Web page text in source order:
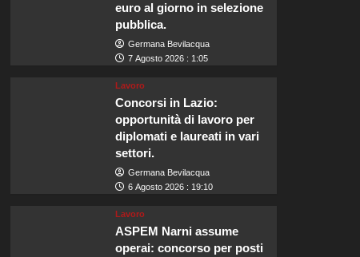
euro al giorno in selezione
pubblica.
Germana Bevilacqua
7 Agosto 2026 : 1:05
Lavoro
Concorsi in Lazio:
opportunità di lavoro per
diplomati e laureati in vari
settori.
Germana Bevilacqua
6 Agosto 2026 : 19:10
Lavoro
ASPEM Narni assume
operai: concorso per posti